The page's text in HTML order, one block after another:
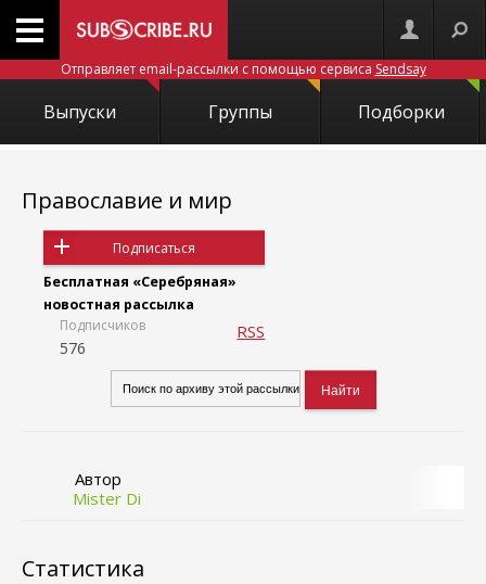
Отправляет email-рассылки с помощью сервиса Sendsay
Выпуски Группы Подборки
Православие и мир
Подписаться
Бесплатная «Серебряная»
новостная рассылка
Подписчиков
576
RSS
Автор
Mister Di
Статистика